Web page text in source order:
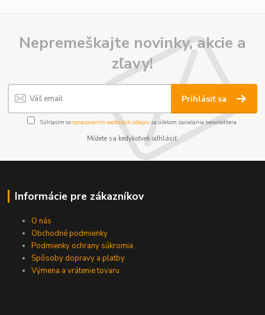
Nepremeškajte novinky, akcie a
zľavy!
Prihlásiť sa
Súhlasím sospracovaním osobných údajov za účelom zasielania newslettera.
Môžete sa kedykoľvek odhlásiť.
Informácie pre zákazníkov
O nás
Obchodné podmienky
Podmienky ochrany súkromia
Spôsoby dopravy a platby
Výmena a vrátenie tovaru